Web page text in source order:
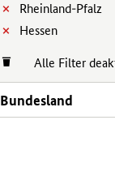
Rheinland-Pfalz
Hessen
Alle Filter
Bundesland